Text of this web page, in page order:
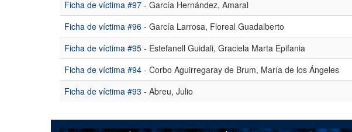
Ficha de víctima #97 - García Hernández, Amaral
Ficha de víctima #96 - García Larrosa, Floreal Guadalberto
Ficha de víctima #95 - Estefanell Guidali, Graciela Marta Epifania
Ficha de víctima #94 - Corbo Aguirregaray de Brum, María de los Ángeles
Ficha de víctima #93 - Abreu, Julio